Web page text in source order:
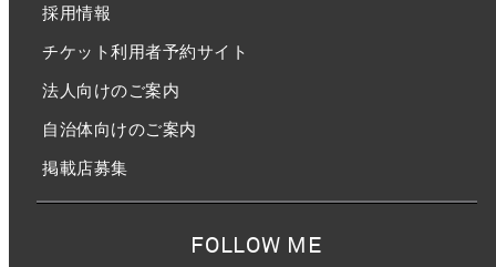
採用情報
チケット利用者予約サイト
法人向けのご案内
自治体向けのご案内
掲載店募集
FOLLOW ME